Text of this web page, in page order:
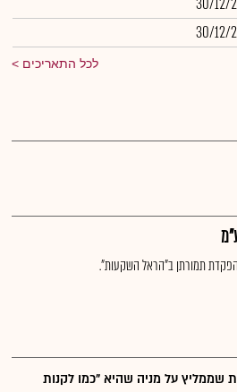
30/12/
לכל התאריכים
תמורתן ב"הראל השקעות".
שממליץ על מניה שהיא "כמו לקנות